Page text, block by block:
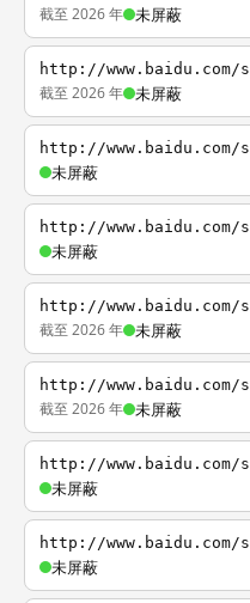
截至 2026 年 未屏蔽
http://www.baidu.com/
截至 2026 年 未屏蔽
http://www.baidu.com/
未屏蔽
http://www.baidu.com/
未屏蔽
http://www.baidu.com/
截至 2026 年 未屏蔽
http://www.baidu.com/
截至 2026 年 未屏蔽
http://www.baidu.com/
未屏蔽
http://www.baidu.com/
未屏蔽